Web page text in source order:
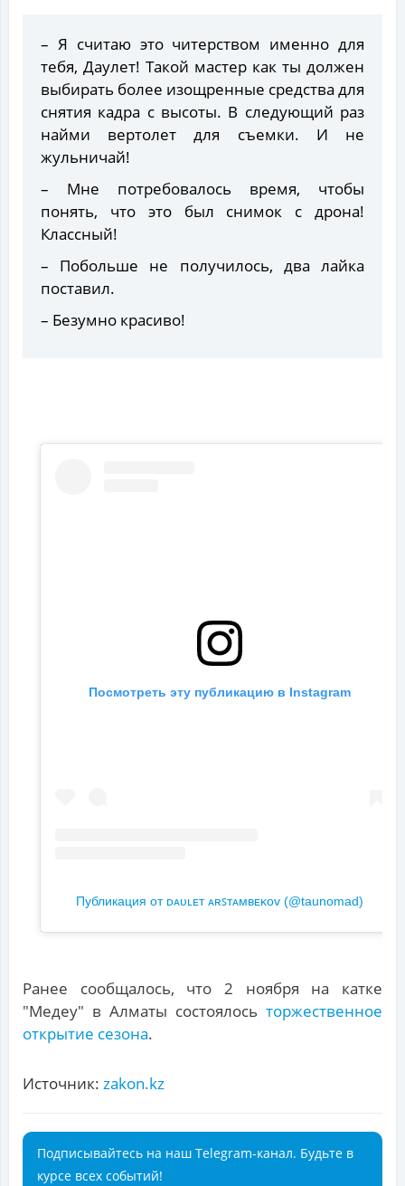
– Я считаю это читерством именно для
тебя, Даулет! Такой мастер как ты должен
выбирать более изощренные средства для
снятия кадра с высоты. В следующий раз
найми вертолет для съемки. И не
жульничай!
– Мне потребовалось время, чтобы
понять, что это был снимок с дрона!
Классный!
– Побольше не получилось, два лайка
поставил.
– Безумно красиво!
Посмотреть эту публикацию в Instagram
Публикация от ᴅᴀᴜʟᴇᴛ ᴀʀꜱᴛᴀᴍʙᴇᴋᴏᴠ (@taunomad)
Ранее сообщалось, что 2 ноября на катке
"Медеу" в Алматы состоялось торжественное
открытие сезона.
Источник: zakon.kz
Подписывайтесь на наш Telegram-канал. Будьте в
курсе всех событий!